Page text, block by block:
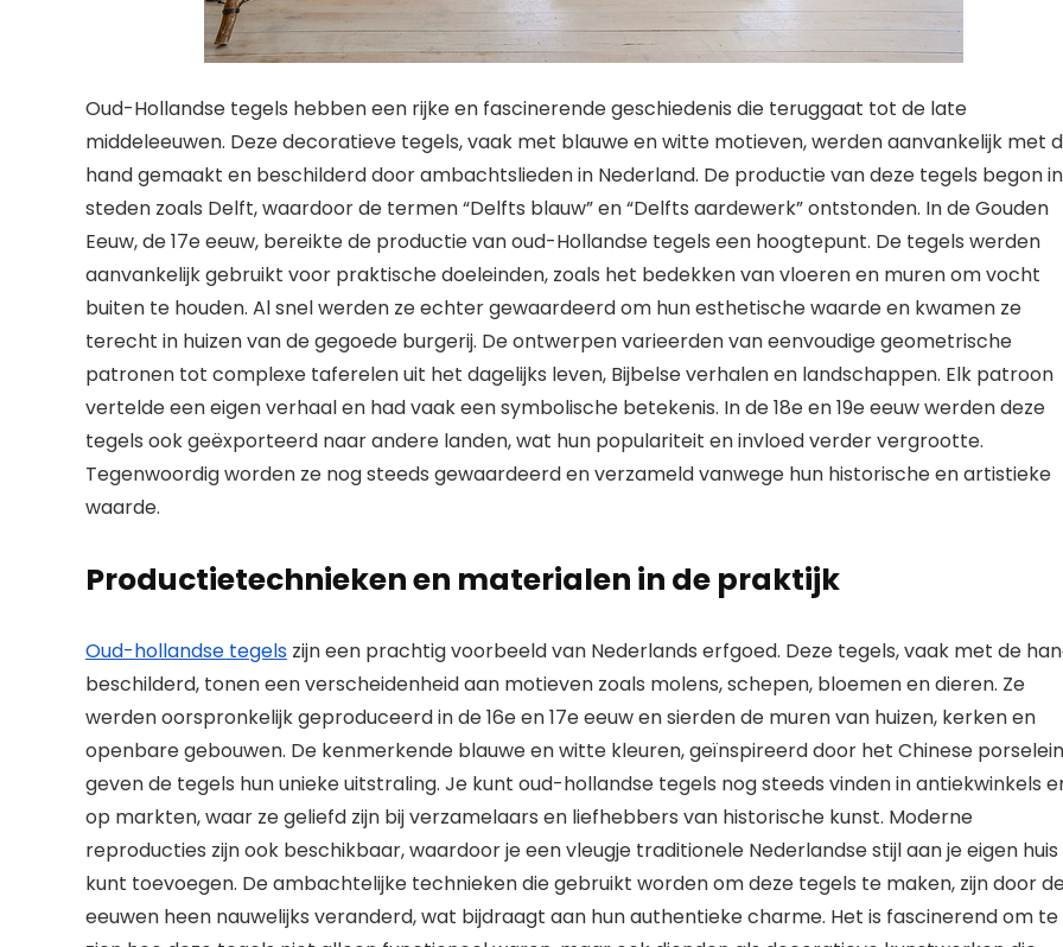
Oud-Hollandse tegels hebben een rijke en fascinerende geschiedenis die teruggaat tot de late
middeleeuwen. Deze decoratieve tegels, vaak met blauwe en witte motieven, werden aanvankelijk met
hand gemaakt en beschilderd door ambachtslieden in Nederland. De productie van deze tegels begon in
steden zoals Delft, waardoor de termen “Delfts blauw” en “Delfts aardewerk” ontstonden. In de Gouden
Eeuw, de 17e eeuw, bereikte de productie van oud-Hollandse tegels een hoogtepunt. De tegels werden
aanvankelijk gebruikt voor praktische doeleinden, zoals het bedekken van vloeren en muren om vocht
buiten te houden. Al snel werden ze echter gewaardeerd om hun esthetische waarde en kwamen ze
terecht in huizen van de gegoede burgerij. De ontwerpen varieerden van eenvoudige geometrische
patronen tot complexe taferelen uit het dagelijks leven, Bijbelse verhalen en landschappen. Elk patroon
vertelde een eigen verhaal en had vaak een symbolische betekenis. In de 18e en 19e eeuw werden deze
tegels ook geëxporteerd naar andere landen, wat hun populariteit en invloed verder vergrootte.
Tegenwoordig worden ze nog steeds gewaardeerd en verzameld vanwege hun historische en artistieke
waarde.
Productietechnieken en materialen in de praktijk
Oud-hollandse tegels zijn een prachtig voorbeeld van Nederlands erfgoed. Deze tegels, vaak met de
beschilderd, tonen een verscheidenheid aan motieven zoals molens, schepen, bloemen en dieren. Ze
werden oorspronkelijk geproduceerd in de 16e en 17e eeuw en sierden de muren van huizen, kerken en
openbare gebouwen. De kenmerkende blauwe en witte kleuren, geïnspireerd door het Chinese
geven de tegels hun unieke uitstraling. Je kunt oud-hollandse tegels nog steeds vinden in antiekwinkels
op markten, waar ze geliefd zijn bij verzamelaars en liefhebbers van historische kunst. Moderne
reproducties zijn ook beschikbaar, waardoor je een vleugje traditionele Nederlandse stijl aan je eigen huis
kunt toevoegen. De ambachtelijke technieken die gebruikt worden om deze tegels te maken, zijn door
eeuwen heen nauwelijks veranderd, wat bijdraagt aan hun authentieke charme. Het is fascinerend om te